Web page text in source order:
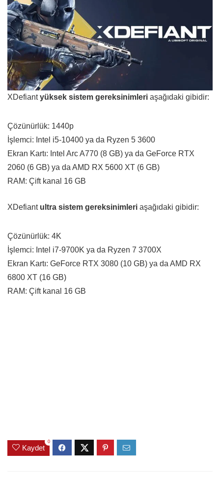
XDefiantyüksek sistem gereksinimleri aşağıdaki gibidir:
Çözünürlük: 1440p
İşlemci: Intel i5-10400 ya da Ryzen 5 3600
Ekran Kartı: Intel Arc A770 (8 GB) ya da GeForce RTX
2060 (6 GB) ya da AMD RX 5600 XT (6 GB)
RAM: Çift kanal 16 GB
XDefiant ultra sistem gereksinimleri aşağıdaki gibidir:
Çözünürlük: 4K
İşlemci: Intel i7-9700K ya da Ryzen 7 3700X
Ekran Kartı: GeForce RTX 3080 (10 GB) ya da AMD RX
6800 XT (16 GB)
RAM: Çift kanal 16 GB
Kaydet
0